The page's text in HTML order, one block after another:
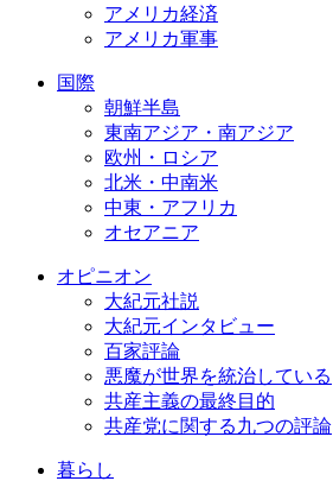
アメリカ経済
アメリカ軍事
国際
朝鮮半島
東南アジア・南アジア
欧州・ロシア
北米・中南米
中東・アフリカ
オセアニア
オピニオン
大紀元社説
大紀元インタビュー
百家評論
悪魔が世界を統治している
共産主義の最終目的
共産党に関する九つの評論
暮らし